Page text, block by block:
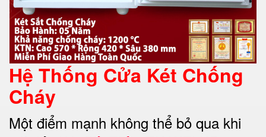
Hệ Thống Cửa Két Chống
Cháy
Một điểm mạnh không thể bỏ qua khi